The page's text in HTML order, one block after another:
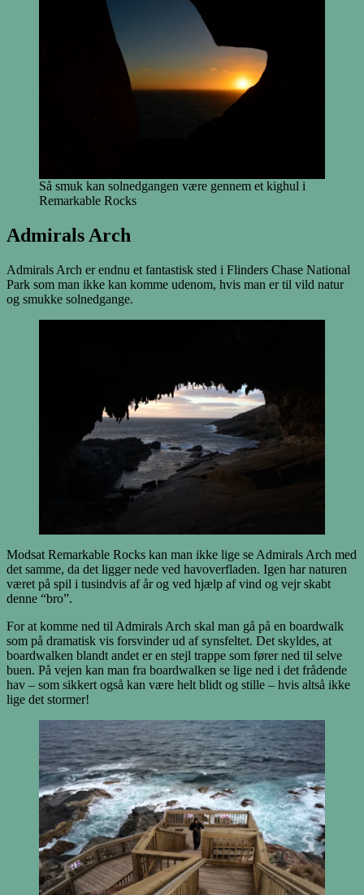
Så smuk kan solnedgangen være gennem et kighul i
Remarkable Rocks
Admirals Arch
Admirals Arch er endnu et fantastisk sted i Flinders Chase National
Park som man ikke kan komme udenom, hvis man er til vild natur
og smukke solnedgange.
Modsat Remarkable Rocks kan man ikke lige se Admirals Arch med
det samme, da det ligger nede ved havoverfladen. Igen har naturen
været på spil i tusindvis af år og ved hjælp af vind og vejr skabt
denne “bro”.
For at komme ned til Admirals Arch skal man gå på en boardwalk
som på dramatisk vis forsvinder ud af synsfeltet. Det skyldes, at
boardwalken blandt andet er en stejl trappe som fører ned til selve
buen. På vejen kan man fra boardwalken se lige ned i det frådende
hav – som sikkert også kan være helt blidt og stille – hvis altså ikke
lige det stormer!